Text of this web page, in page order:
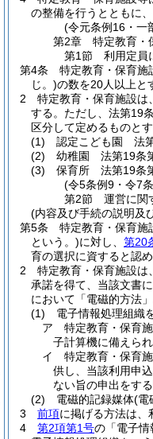
の整備を行うとともに
(令元条例16・一
第2章
特定教育・
第1節
利用定員
第4条
特定教育・保育施
じ。)の数を20人以上と
2
特定教育・保育施設は、
する。 ただし、法第19
区分して定めるものとす
(1)
認定こども園 法
(2)
幼稚園 法第19条
(3)
保育所 法第19条
(令5条例9・令7
第2節
運営に関
(内容及び手続の説明及
第5条
特定教育・保育施
という。)に対し、 第20
育の選択に資すると認
2
特定教育・保育施設は
承諾を得て、当該文書
において「電磁的方法
(1)
電子情報処理組織
ア
特定教育・保育
子計算機に備えら
イ
特定教育・保育
供し、当該利用申
ない旨の申出をす
(2)
電磁的記録媒体(電
3
前項に掲げる方法は、
4
第2項第1号の「電子情